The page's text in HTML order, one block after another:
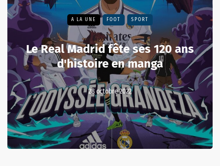
A LA UNE FOOT SPORT
Le Real Madrid fête ses 120 ans
d'histoire en manga
28 octobre 2022